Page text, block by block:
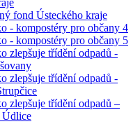
fond Ústeckého kraje
- kompostéry pro občany 4
- kompostéry pro občany 5
zlepšuje třídění odpadů -
zlepšuje třídění odpadů -
zlepšuje třídění odpadů –